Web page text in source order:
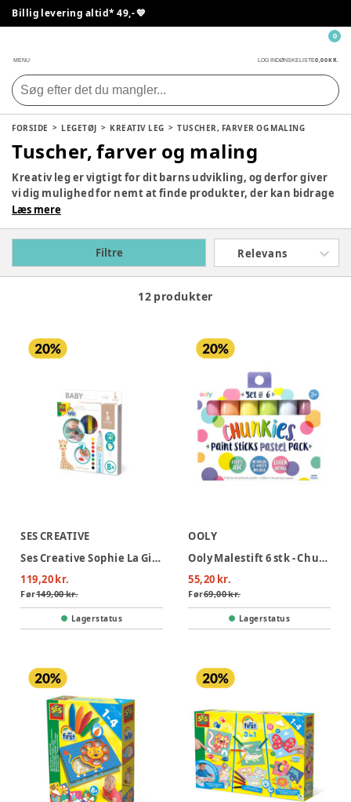
Billig levering altid* 49,- 💙
MENU LOG INDØNSKELISTE0,00 KR.
0
FORSIDE LEGETØJ KREATIV LEG TUSCHER, FARVER OG MALING
Tuscher, farver og maling
Kreativ leg er vigtigt for dit barns udvikling, og derfor giver
vi dig mulighed for nemt at finde produkter, der kan bidrage
til kreativ leg hjemme hos jer. Vi har et stort sortiment til
hvad der skal klikkes hjem til jer.
Læs mere
Filtre Relevans
12 produkter
SES CREATIVE
Ses Creative Sophie La Girafe - Babyfarver
119,20 kr.
Før149,00 kr.
Lagerstatus
OOLY
Ooly Malestift 6 stk - Chunkies Pastel
55,20 kr.
Før69,00 kr.
Lagerstatus